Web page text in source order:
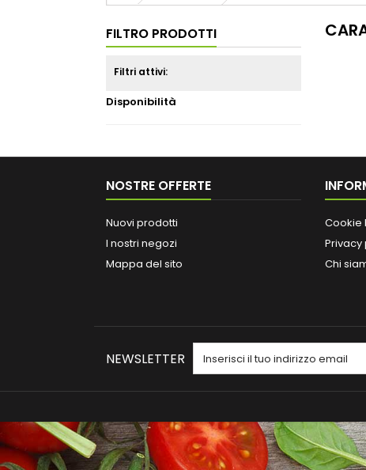
FILTRO PRODOTTI
Filtri attivi:
Disponibilità
NOSTRE OFFERTE
Nuovi prodotti
I nostri negozi
Mappa del sito
Cookie
Privacy
Chi
NEWSLETTER